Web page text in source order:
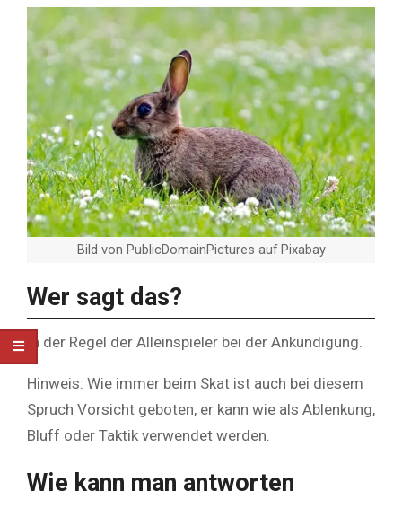
Bild von PublicDomainPictures auf Pixabay
Wer sagt das?
In der Regel der Alleinspieler bei der Ankündigung.
Hinweis: Wie immer beim Skat ist auch bei diesem
Spruch Vorsicht geboten, er kann wie als Ablenkung,
Bluff oder Taktik verwendet werden.
Wie kann man antworten